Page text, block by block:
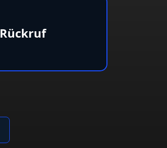
Rückruf